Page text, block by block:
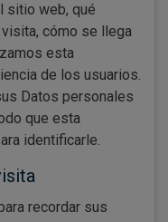
sitio web, qué
cómo se llega
esta
de los usuarios.
Datos personales
que esta
identificarle.
recordar sus